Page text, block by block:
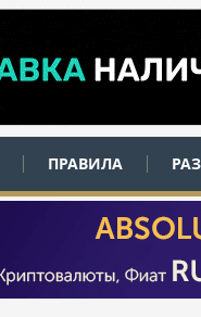
ПРАВИЛА